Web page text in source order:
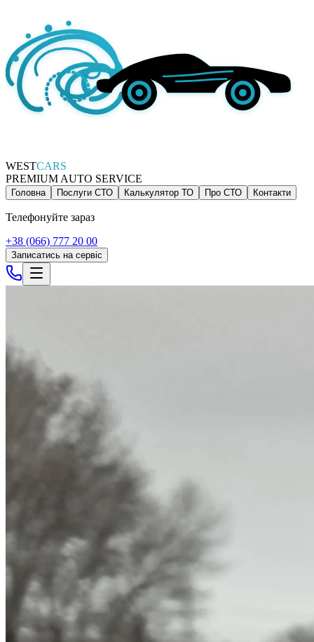
WESTCARS
PREMIUM AUTO SERVICE
Головна Послуги СТО Калькулятор ТО Про СТО Контакти
Телефонуйте зараз
+38 (066) 777 20 00
Записатись на сервіс